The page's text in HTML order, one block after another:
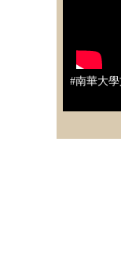
#南華大